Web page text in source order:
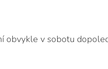
ob­vykle v so­bo­tu